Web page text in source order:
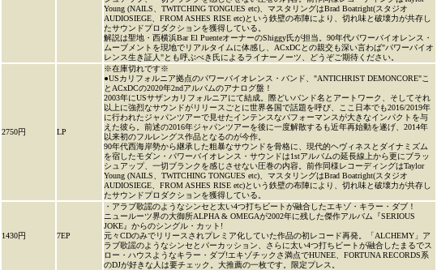
Young (NAILS、TWITCHING TONGUES etc)、マスタリングはBrad Boatright(スタジオ
AUDIOSIEGE、FROM ASHES RISE etc)という鉄壁の布陣により、切れ味と破壊力が共存し
たサウンドプロダクションを獲得している。
解説は聖地・西横浜Bar El PuenteオーナーのShiggy氏が担当。90年代パワーバイオレンス・
ムーブメントを現地でリアルタイムに体感し、ACxDCとの親交も深い言わば"パワーバイオ
レンス生き証人"とも呼ぶべき氏によるライナーノーツ、どうぞご期待ください。
2750円 LP
※在庫切れです※
●USカリフォルニア拠点のパワーバイオレンス・バンド、"ANTICHRIST DEMONCORE"こ
とACxDCの2020年2ndアルバムのアナログ盤！
2003年にUSサザンカリフォルニアにて結成。際どいバンド名とアートワーク、そしてそれ
以上に強烈なサウンドがリリースごとに世界各国で話題を呼び、ここ日本でも2016/2019年
に行われたジャパンツアーで見せたインテンスなパフォーマンスが大きなインパクトを与
えた彼ら。前述の2016年ジャパンツアーを後に一度解散するも近年再始動を遂げ、2014年
以来初のフルレングス作品となるのが今作。
90年代西海岸勢から継承した粗暴なサウンドを骨格に、現代的ヘヴィネスとダイナミズム
を宿したモダン・パワーバイオレンス・サウンドは1stアルバムの延長線上から更にブラッ
シュアップ、一切ブランクを感じさせない圧巻の内容。前作同様レコーディングはTaylor
Young (NAILS、TWITCHING TONGUES etc)、マスタリングはBrad Boatright(スタジオ
AUDIOSIEGE、FROM ASHES RISE etc)という鉄壁の布陣により、切れ味と破壊力が共存し
たサウンドプロダクションを獲得している。
1430円 7EP
・アラブ歌謡のようなシンセと太い4つ打ちビートが融合したエキゾ・キラー・ダブ！
ニュールーツ界の大御所ALPHA & OMEGAが2002年に残した傑作アルバム『SERIOUS
JOKE』からのシングル・カット!
元々CDのみでリリースされプレミア化していた作品の初レコード再発。「ALCHEMY」ア
ラブ歌謡のようなシンセとパーカッション、さらに太い4つ打ちビートが融合したまるでス
ロー・ハウスようなキラー・ダブ!エキゾチックさ満点でHUNEE、FORTUNA RECORDS系
のDJが好きな人は要チェック。大推薦の一枚です。限定プレス。